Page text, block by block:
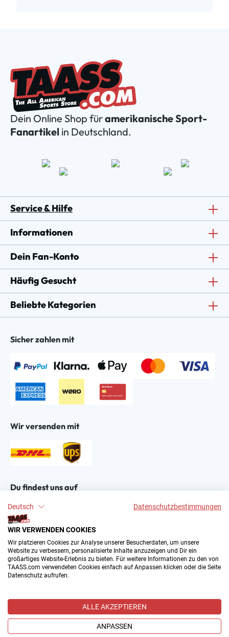
Deutsch Datenschutzbestimmungen
WIR VERWENDEN COOKIES
Wir platzieren Cookies zur Analyse unserer Besucherdaten, um unsere
Website zu verbessern, personalisierte Inhalte anzuzeigen und Dir ein
großartiges Website-Erlebnis zu bieten. Für weitere Informationen zu den von
TAASS.com verwendeten Cookies einfach auf Anpassen klicken oder die Seite
Datenschutz aufrufen.
ALLE AKZEPTIEREN
ANPASSEN
Dein Online Shop füramerikanische Sport-
Fanartikel in Deutschland.
Service & Hilfe
Informationen
Dein Fan-Konto
Häufig Gesucht
Beliebte Kategorien
Sicher zahlen mit
Wir versenden mit
Du findest uns auf
2004–∞ © by The All American Sports Store GmbH
(TAASS®). Dein Online Shop für amerikanische Sport-
Alle Preise inkl. gesetzl. Mehrwertsteuer zzgl.
Versandkostenund ggf. Nachnahmegebühren, wenn nicht